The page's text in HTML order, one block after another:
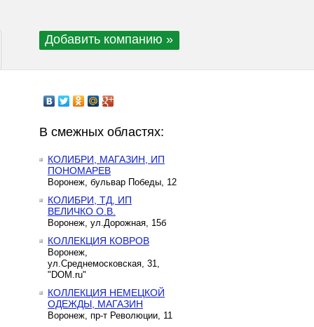
Добавить компанию »
В смежных областях:
КОЛИБРИ, МАГАЗИН, ИП
ПОНОМАРЕВ
Воронеж, бульвар Победы, 12
КОЛИБРИ, ТД, ИП
ВЕЛИЧКО О.В.
Воронеж, ул.Дорожная, 15б
КОЛЛЕКЦИЯ КОВРОВ
Воронеж,
ул.Среднемосковская, 31,
"DOM.ru"
КОЛЛЕКЦИЯ НЕМЕЦКОЙ
ОДЕЖДЫ, МАГАЗИН
Воронеж, пр-т Революции, 11